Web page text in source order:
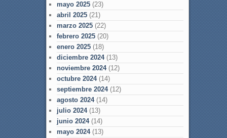
mayo 2025(23)
abril 2025(21)
marzo 2025(22)
febrero 2025(20)
enero 2025(18)
diciembre 2024(13)
noviembre 2024(12)
octubre 2024(14)
septiembre 2024(12)
agosto 2024(14)
julio 2024(13)
junio 2024(14)
mayo 2024(13)